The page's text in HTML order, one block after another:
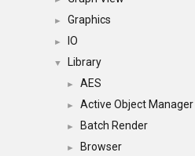
► Graphics
► IO
▼ Library
► AES
► Active Object Manager
► Batch Render
► Browser